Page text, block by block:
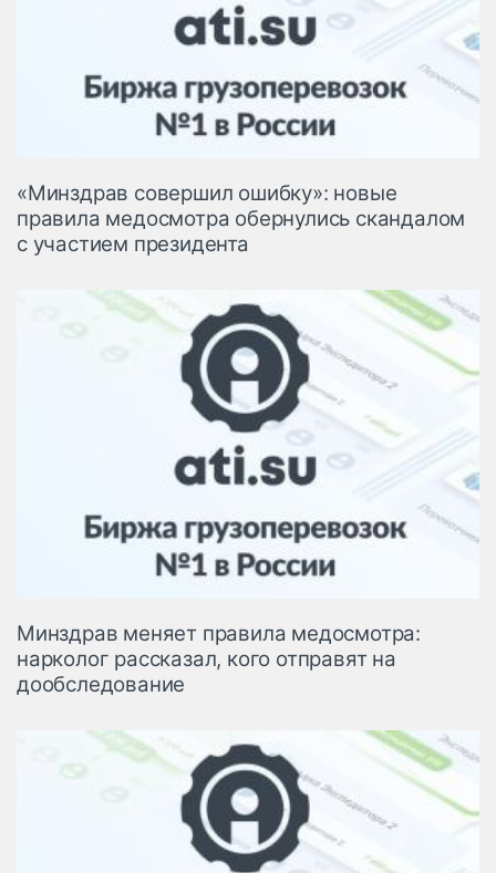
«Минздрав совершил ошибку»: новые
правила медосмотра обернулись скандалом
с участием президента
Минздрав меняет правила медосмотра:
нарколог рассказал, кого отправят на
дообследование